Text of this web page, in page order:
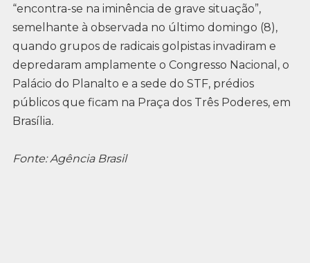
“encontra-se na iminência de grave situação”,
semelhante à observada no último domingo (8),
quando grupos de radicais golpistas invadiram e
depredaram amplamente o Congresso Nacional, o
Palácio do Planalto e a sede do STF, prédios
públicos que ficam na Praça dos Três Poderes, em
Brasília.
Fonte: Agência Brasil